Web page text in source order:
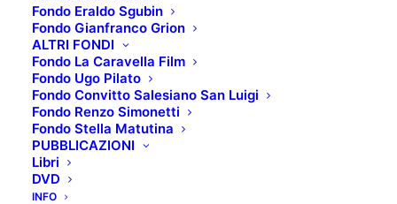
Fondo Eraldo Sgubin
Fondo Gianfranco Grion
ALTRI FONDI
Fondo La Caravella Film
Fondo Ugo Pilato
Fondo Convitto Salesiano San Luigi
Fondo Renzo Simonetti
Fondo Stella Matutina
PUBBLICAZIONI
Libri
DVD
INFO
Titolo originale: Easy living – La vita
facile
Regista: Orso Miyakawa, Peter
Miyakawa
Interpreti: Manoel Hudec, Camilla
Semino Favro, Alberto Boubakar
Malanchino